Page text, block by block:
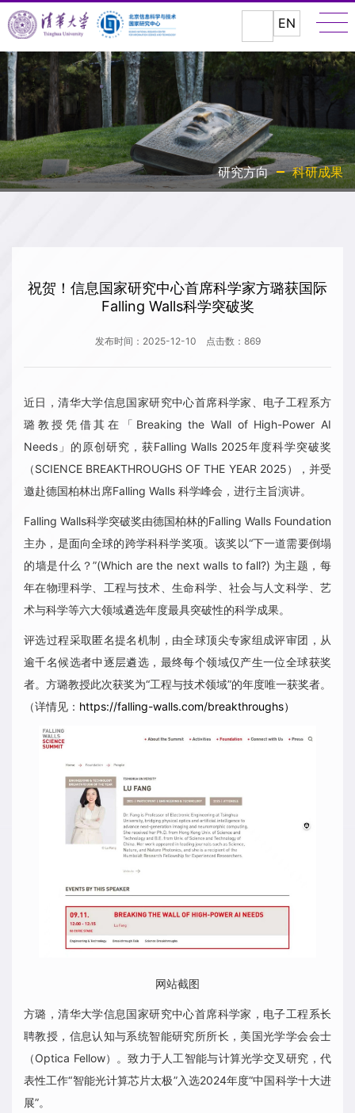
EN
研究方向 科研成果
祝贺！信息国家研究中心首席科学家方璐获国际
Falling Walls科学突破奖
发布时间：2025-12-10 点击数： 869
近日，清华大学信息国家研究中心首席科学家、电子工程系方
璐教授凭借其在「Breaking the Wall of High-Power AI
Needs」的原创研究，获Falling Walls 2025年度科学突破奖
（SCIENCE BREAKTHROUGHS OF THE YEAR 2025），并受
邀赴德国柏林出席Falling Walls 科学峰会，进行主旨演讲。
Falling Walls科学突破奖由德国柏林的Falling Walls Foundation
主办，是面向全球的跨学科科学奖项。该奖以“下一道需要倒塌
的墙是什么？”(Which are the next walls to fall?) 为主题，每
年在物理科学、工程与技术、生命科学、社会与人文科学、艺
术与科学等六大领域遴选年度最具突破性的科学成果。
评选过程采取匿名提名机制，由全球顶尖专家组成评审团，从
逾千名候选者中逐层遴选，最终每个领域仅产生一位全球获奖
者。方璐教授此次获奖为“工程与技术领域”的年度唯一获奖者。
（详情见： https://falling-walls.com/breakthroughs）
网站截图
方璐，清华大学信息国家研究中心首席科学家，电子工程系长
聘教授，信息认知与系统智能研究所所长，美国光学学会会士
（Optica Fellow）。致力于人工智能与计算光学交叉研究，代
表性工作“智能光计算芯片太极”入选2024年度“中国科学十大进
展”。